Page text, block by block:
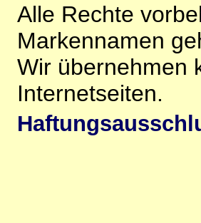
Alle Rechte
Markennamen
Wir übernehmen
Internetseiten.